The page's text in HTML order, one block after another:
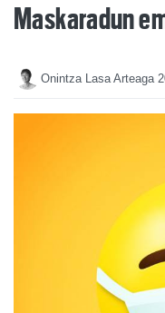
Maskaradun
Onintza Lasa Arteaga